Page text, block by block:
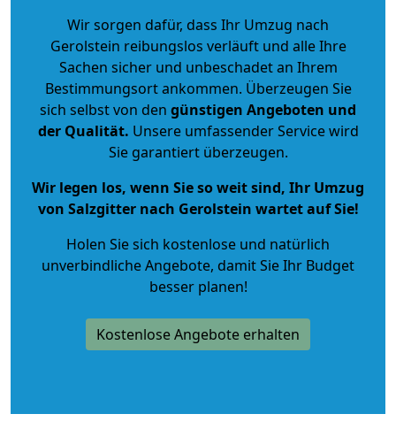
Wir sorgen dafür, dass Ihr Umzug nach
Gerolstein reibungslos verläuft und alle Ihre
Sachen sicher und unbeschadet an Ihrem
Bestimmungsort ankommen. Überzeugen Sie
sich selbst von den günstigen Angeboten und
der Qualität. Unsere umfassender Service wird
Sie garantiert überzeugen.
Wir legen los, wenn Sie so weit sind, Ihr Umzug
von Salzgitter nach Gerolstein wartet auf Sie!
Holen Sie sich kostenlose und natürlich
unverbindliche Angebote, damit Sie Ihr Budget
besser planen!
Kostenlose Angebote erhalten